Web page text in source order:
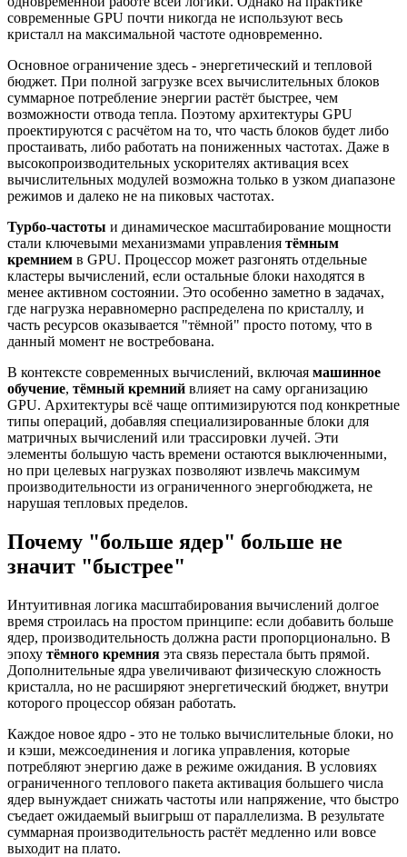
современные GPU почти никогда не используют весь
кристалл на максимальной частоте одновременно.
Основное ограничение здесь - энергетический и тепловой
бюджет. При полной загрузке всех вычислительных блоков
суммарное потребление энергии растёт быстрее, чем
возможности отвода тепла. Поэтому архитектуры GPU
проектируются с расчётом на то, что часть блоков будет либо
простаивать, либо работать на пониженных частотах. Даже в
высокопроизводительных ускорителях активация всех
вычислительных модулей возможна только в узком диапазоне
режимов и далеко не на пиковых частотах.
Турбо-частоты и динамическое масштабирование мощности
стали ключевыми механизмами управления тёмным
кремнием в GPU. Процессор может разгонять отдельные
кластеры вычислений, если остальные блоки находятся в
менее активном состоянии. Это особенно заметно в задачах,
где нагрузка неравномерно распределена по кристаллу, и
часть ресурсов оказывается "тёмной" просто потому, что в
данный момент не востребована.
В контексте современных вычислений, включая машинное
обучение, тёмный кремний влияет на саму организацию
GPU. Архитектуры всё чаще оптимизируются под конкретные
типы операций, добавляя специализированные блоки для
матричных вычислений или трассировки лучей. Эти
элементы большую часть времени остаются выключенными,
но при целевых нагрузках позволяют извлечь максимум
производительности из ограниченного энергобюджета, не
нарушая тепловых пределов.
Почему "больше ядер" больше не
значит "быстрее"
Интуитивная логика масштабирования вычислений долгое
время строилась на простом принципе: если добавить больше
ядер, производительность должна расти пропорционально. В
эпоху тёмного кремния эта связь перестала быть прямой.
Дополнительные ядра увеличивают физическую сложность
кристалла, но не расширяют энергетический бюджет, внутри
которого процессор обязан работать.
Каждое новое ядро - это не только вычислительные блоки, но
и кэши, межсоединения и логика управления, которые
потребляют энергию даже в режиме ожидания. В условиях
ограниченного теплового пакета активация большего числа
ядер вынуждает снижать частоты или напряжение, что быстро
съедает ожидаемый выигрыш от параллелизма. В результате
суммарная производительность растёт медленно или вовсе
выходит на плато.